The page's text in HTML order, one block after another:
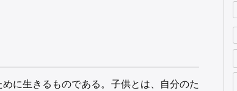
に生きるものである。子供とは、自分のた